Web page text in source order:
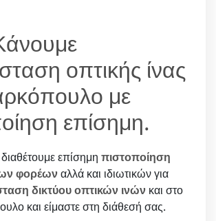
οπτικής ίνας
με
επίσημη.
επίσημη πιστοποίηση
φορέωναλλά και ιδιωτικών για
δικτύου οπτικών ινών και στο
και είμαστε στη διάθεσή σας.